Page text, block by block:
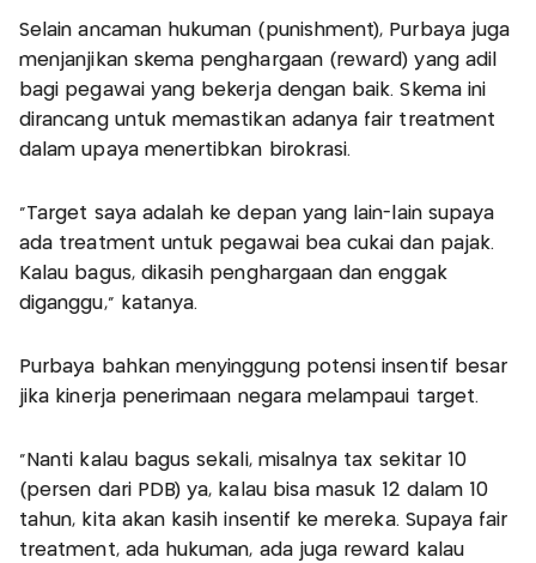
Selain ancaman hukuman (punishment), Purbaya juga
menjanjikan skema penghargaan (reward) yang adil
bagi pegawai yang bekerja dengan baik. Skema ini
dirancang untuk memastikan adanya fair treatment
dalam upaya menertibkan birokrasi.
"Target saya adalah ke depan yang lain-lain supaya
ada treatment untuk pegawai bea cukai dan pajak.
Kalau bagus, dikasih penghargaan dan enggak
diganggu," katanya.
Purbaya bahkan menyinggung potensi insentif besar
jika kinerja penerimaan negara melampaui target.
"Nanti kalau bagus sekali, misalnya tax sekitar 10
(persen dari PDB) ya, kalau bisa masuk 12 dalam 10
tahun, kita akan kasih insentif ke mereka. Supaya fair
treatment, ada hukuman, ada juga reward kalau